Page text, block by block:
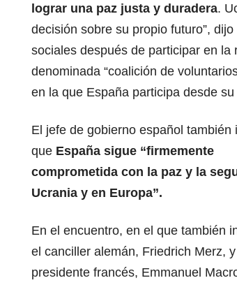
lograr una paz justa y duradera.
decisión sobre su propio futuro”,
sociales después de participar en
denominada “coalición de
en la que España participa desde
El jefe de gobierno español también
que España sigue “firmemente
comprometida con la paz y la
Ucrania y en Europa”.
En el encuentro, en el que también
el canciller alemán, Friedrich Merz,
presidente francés, Emmanuel